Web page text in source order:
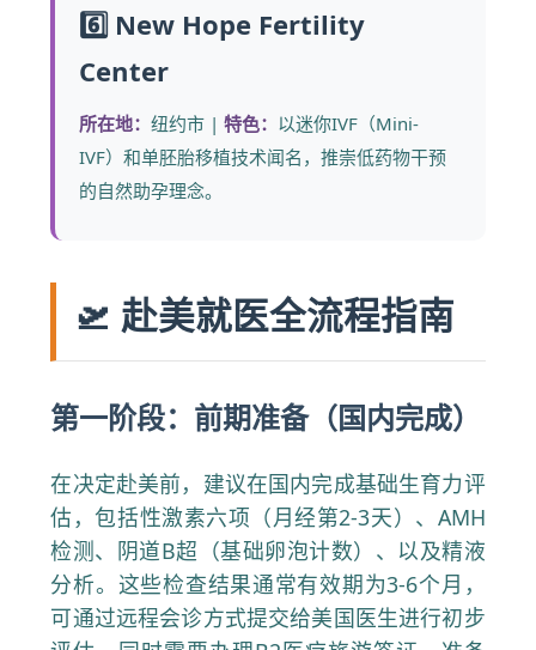
6️⃣ New Hope Fertility
Center
所在地：纽约市 |特色： 以迷你IVF（Mini-
IVF）和单胚胎移植技术闻名，推崇低药物干预
的自然助孕理念。
🛫 赴美就医全流程指南
第一阶段：前期准备（国内完成）
在决定赴美前，建议在国内完成基础生育力评
估，包括性激素六项（月经第2-3天）、AMH
检测、阴道B超（基础卵泡计数）、以及精液
分析。这些检查结果通常有效期为3-6个月，
可通过远程会诊方式提交给美国医生进行初步